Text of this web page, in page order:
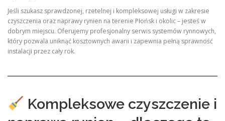
Jeśli szukasz sprawdzonej, rzetelnej i kompleksowej usługi w zakresie
czyszczenia oraz naprawy rynien na terenie Płońsk i okolic – jesteś w
dobrym miejscu. Oferujemy profesjonalny serwis systemów rynnowych,
który pozwala uniknąć kosztownych awarii i zapewnia pełną sprawność
instalacji przez cały rok.
Kompleksowe czyszczenie i